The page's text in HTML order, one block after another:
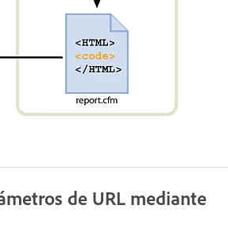
de URL mediante